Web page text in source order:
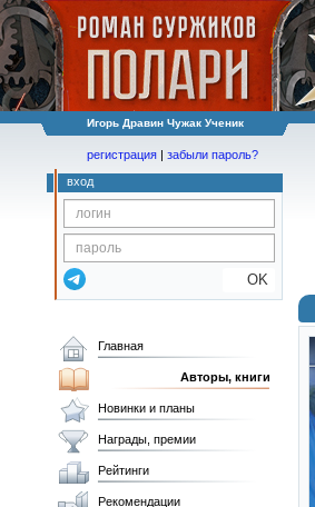
Игорь Дравин Чужак Ученик
регистрация | забыли пароль?
вход
OK
Главная
Авторы, книги
Новинки и планы
Награды, премии
Рейтинги
Рекомендации